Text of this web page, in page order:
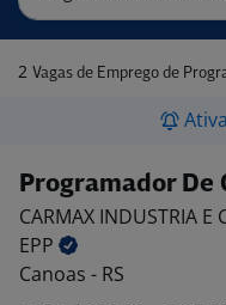
2 Vagas de Emprego de
Programador De
CARMAX INDUSTRIA E
EPP
Canoas - RS